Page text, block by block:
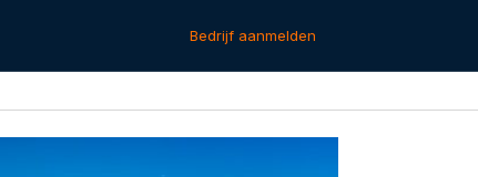
Bedrijf aanmelden